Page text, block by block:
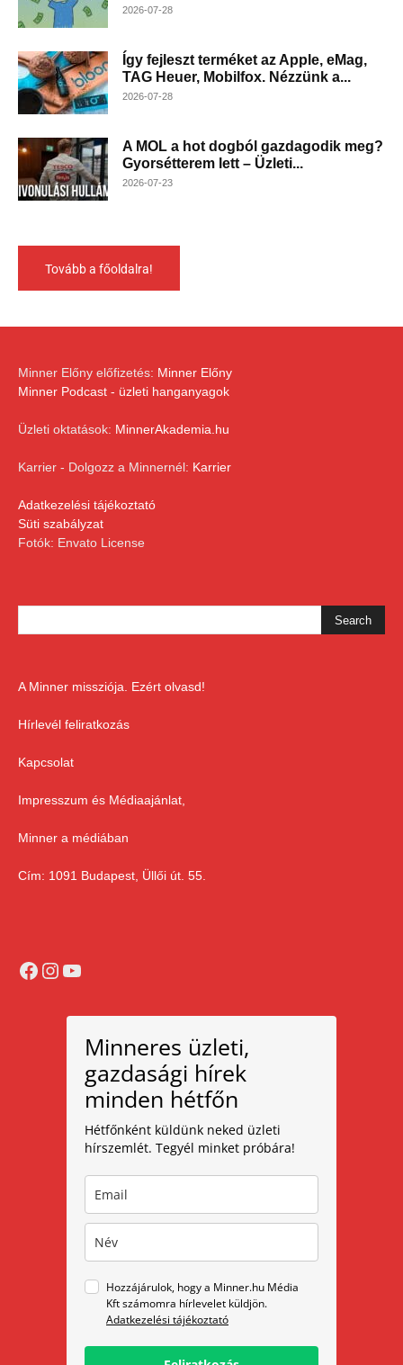
2026-07-28
Így fejleszt terméket az Apple, eMag,
TAG Heuer, Mobilfox. Nézzünk a...
2026-07-28
A MOL a hot dogból gazdagodik meg?
Gyorsétterem lett – Üzleti...
2026-07-23
Tovább a főoldalra!
Minner Előny előfizetés: Minner Előny
Minner Podcast - üzleti hanganyagok
Üzleti oktatások: MinnerAkademia.hu
Karrier - Dolgozz a Minnernél: Karrier
Adatkezelési tájékoztató
Süti szabályzat
Fotók: Envato License
A Minner missziója. Ezért olvasd!
Hírlevél feliratkozás
Kapcsolat
Impresszum és Médiaajánlat,
Minner a médiában
Cím: 1091 Budapest, Üllői út. 55.
Facebook
Instagram
YouTube
Minneres üzleti,
gazdasági hírek
minden hétfőn
Hétfőnként küldünk neked üzleti
hírszemlét. Tegyél minket próbára!
Hozzájárulok, hogy a Minner.hu Média
Kft számomra hírlevelet küldjön.
Adatkezelési tájékoztató